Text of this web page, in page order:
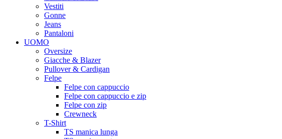
Vestiti
Gonne
Jeans
Pantaloni
UOMO
Oversize
Giacche & Blazer
Pullover & Cardigan
Felpe
Felpe con cappuccio
Felpe con cappuccio e zip
Felpe con zip
Crewneck
T-Shirt
TS manica lunga